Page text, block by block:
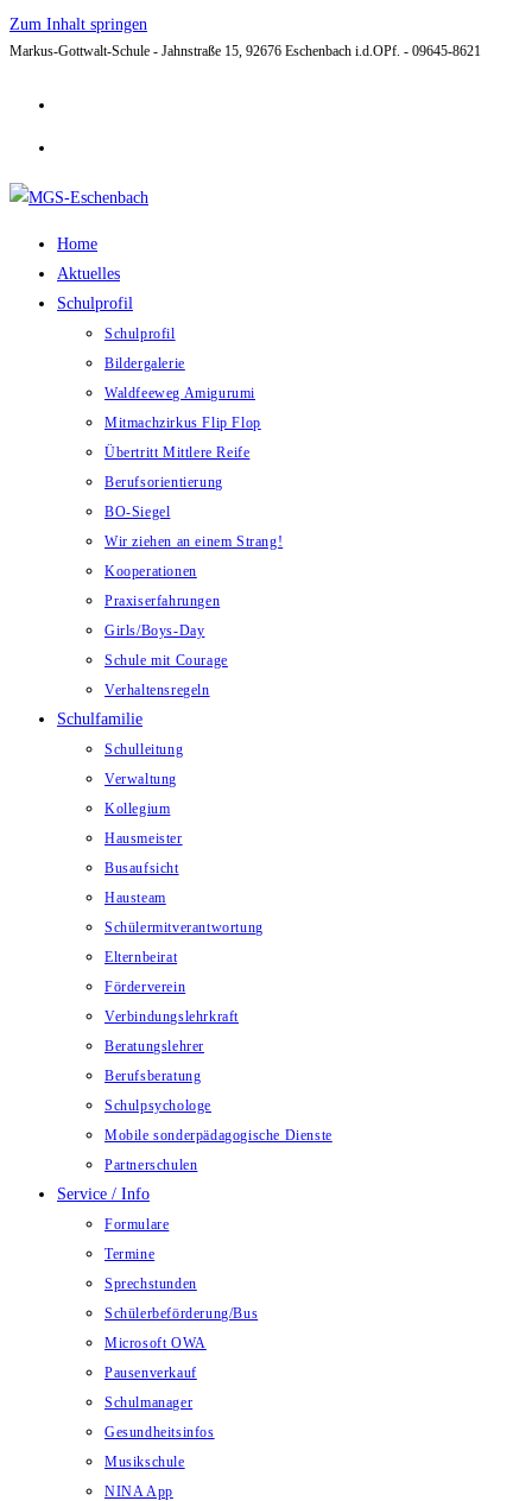
Zum Inhalt springen
Markus-Gottwalt-Schule - Jahnstraße 15, 92676 Eschenbach i.d.OPf. - 09645-8621
Home
Aktuelles
Schulprofil
Schulprofil
Bildergalerie
Waldfeeweg Amigurumi
Mitmachzirkus Flip Flop
Übertritt Mittlere Reife
Berufsorientierung
BO-Siegel
Wir ziehen an einem Strang!
Kooperationen
Praxiserfahrungen
Girls/Boys-Day
Schule mit Courage
Verhaltensregeln
Schulfamilie
Schulleitung
Verwaltung
Kollegium
Hausmeister
Busaufsicht
Hausteam
Schülermitverantwortung
Elternbeirat
Förderverein
Verbindungslehrkraft
Beratungslehrer
Berufsberatung
Schulpsychologe
Mobile sonderpädagogische Dienste
Partnerschulen
Service / Info
Formulare
Termine
Sprechstunden
Schülerbeförderung/Bus
Microsoft OWA
Pausenverkauf
Schulmanager
Gesundheitsinfos
Musikschule
NINA App